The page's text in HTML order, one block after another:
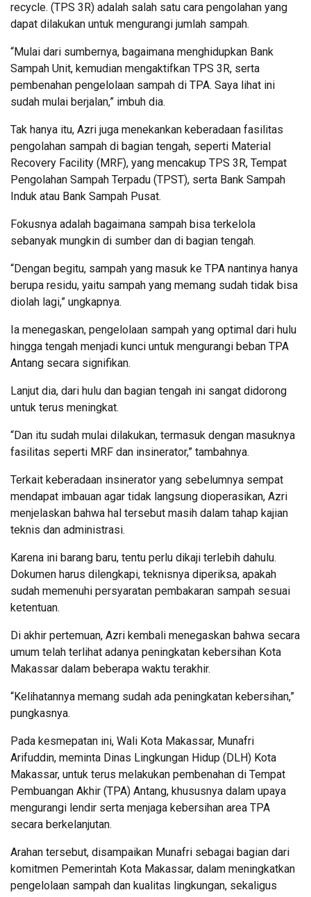
recycle. (TPS 3R) adalah salah satu cara pengolahan yang
dapat dilakukan untuk mengurangi jumlah sampah.
“Mulai dari sumbernya, bagaimana menghidupkan Bank
Sampah Unit, kemudian mengaktifkan TPS 3R, serta
pembenahan pengelolaan sampah di TPA. Saya lihat ini
sudah mulai berjalan,” imbuh dia.
Tak hanya itu, Azri juga menekankan keberadaan fasilitas
pengolahan sampah di bagian tengah, seperti Material
Recovery Facility (MRF), yang mencakup TPS 3R, Tempat
Pengolahan Sampah Terpadu (TPST), serta Bank Sampah
Induk atau Bank Sampah Pusat.
Fokusnya adalah bagaimana sampah bisa terkelola
sebanyak mungkin di sumber dan di bagian tengah.
“Dengan begitu, sampah yang masuk ke TPA nantinya hanya
berupa residu, yaitu sampah yang memang sudah tidak bisa
diolah lagi,” ungkapnya.
Ia menegaskan, pengelolaan sampah yang optimal dari hulu
hingga tengah menjadi kunci untuk mengurangi beban TPA
Antang secara signifikan.
Lanjut dia, dari hulu dan bagian tengah ini sangat didorong
untuk terus meningkat.
“Dan itu sudah mulai dilakukan, termasuk dengan masuknya
fasilitas seperti MRF dan insinerator,” tambahnya.
Terkait keberadaan insinerator yang sebelumnya sempat
mendapat imbauan agar tidak langsung dioperasikan, Azri
menjelaskan bahwa hal tersebut masih dalam tahap kajian
teknis dan administrasi.
Karena ini barang baru, tentu perlu dikaji terlebih dahulu.
Dokumen harus dilengkapi, teknisnya diperiksa, apakah
sudah memenuhi persyaratan pembakaran sampah sesuai
ketentuan.
Di akhir pertemuan, Azri kembali menegaskan bahwa secara
umum telah terlihat adanya peningkatan kebersihan Kota
Makassar dalam beberapa waktu terakhir.
“Kelihatannya memang sudah ada peningkatan kebersihan,”
pungkasnya.
Pada kesmepatan ini, Wali Kota Makassar, Munafri
Arifuddin, meminta Dinas Lingkungan Hidup (DLH) Kota
Makassar, untuk terus melakukan pembenahan di Tempat
Pembuangan Akhir (TPA) Antang, khususnya dalam upaya
mengurangi lendir serta menjaga kebersihan area TPA
secara berkelanjutan.
Arahan tersebut, disampaikan Munafri sebagai bagian dari
komitmen Pemerintah Kota Makassar, dalam meningkatkan
pengelolaan sampah dan kualitas lingkungan, sekaligus